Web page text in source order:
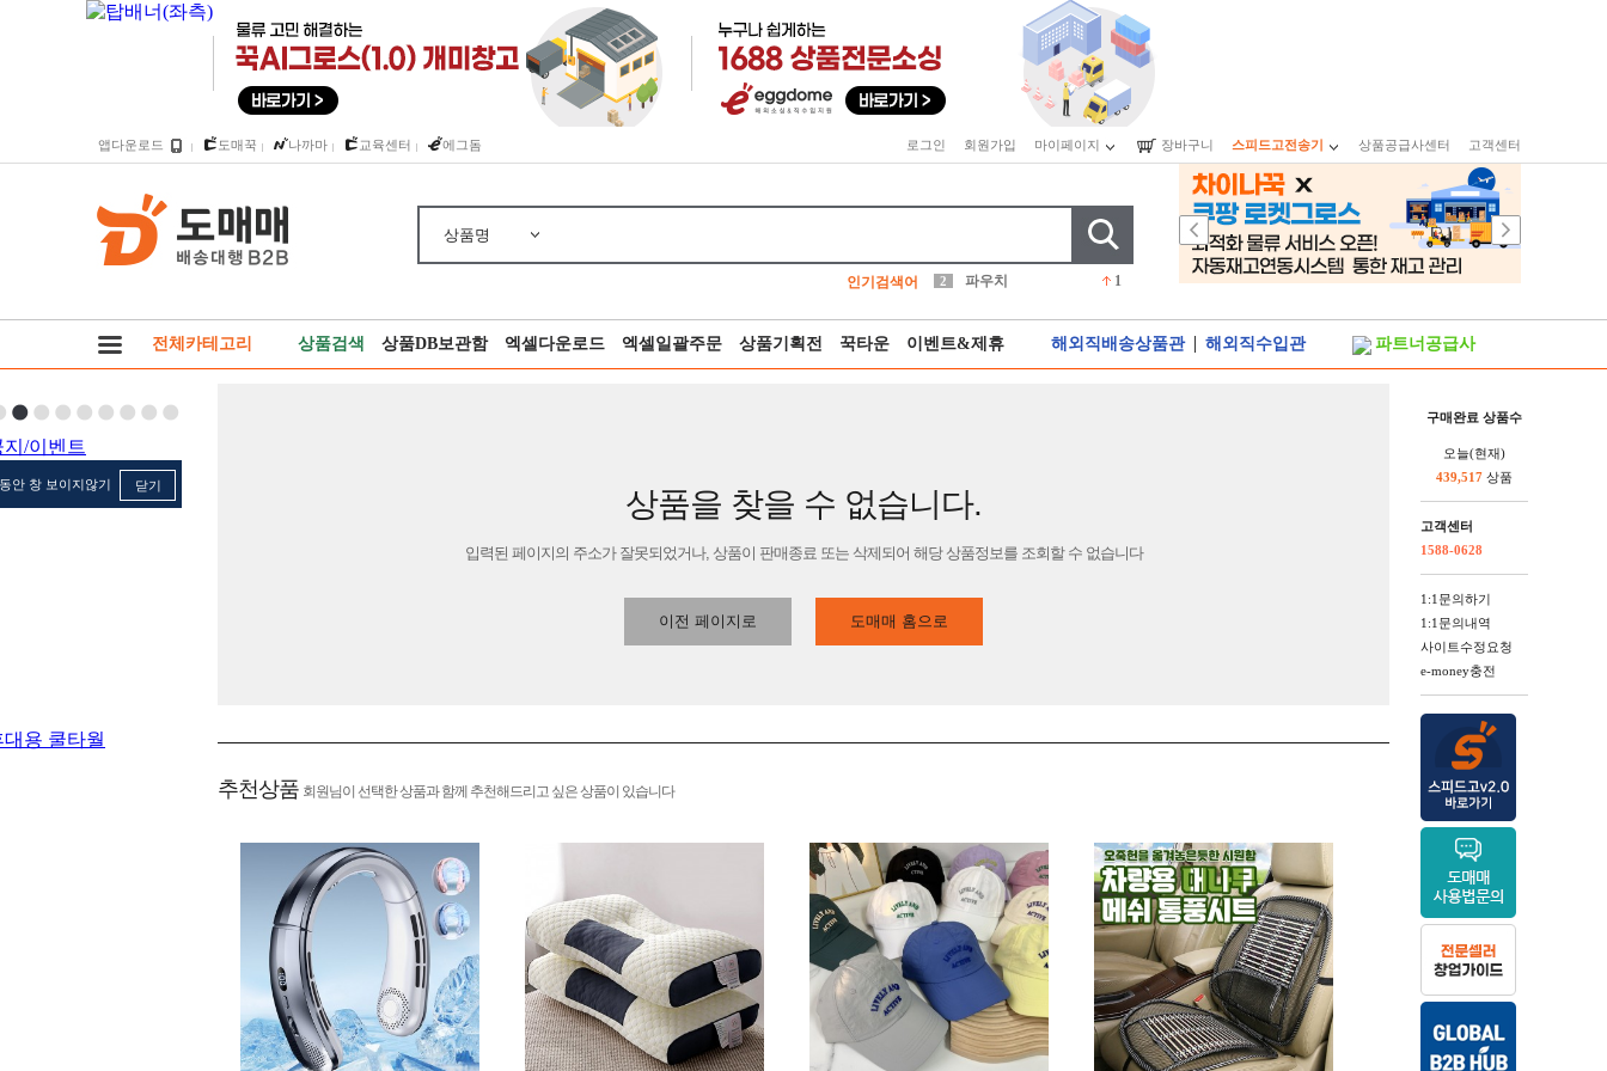
앱다운로드 도매꾹 나까마 교육센터 에그돔 로그인 회원가입 마이페이지 장바구니 스피드고전송기 상품공급사센터 고객센터
상품명
인기검색어
1
2 파우치 1
3 모자 2
1522
전체카테고리 상품검색 상품DB보관함 엑셀다운로드 엑셀일괄주문 상품기획전 꾹타운 이벤트&제휴 해외직배송상품관 | 해외직수입관 파트너공급사
안 창 보이지않기 닫기
구매완료 상품수
오늘(현재)
439,517 상품
고객센터
1588-0628
1:1문의하기
1:1문의내역
사이트수정요청
e-money충전
상품을 찾을 수 없습니다.
입력된 페이지의 주소가 잘못되었거나, 상품이 판매종료 또는 삭제되어 해당 상품정보를 조회할 수 없습니다
이전 페이지로 도매매 홈으로
추천상품 회원님이 선택한 상품과 함께 추천해드리고 싶은 상품이 있습니다